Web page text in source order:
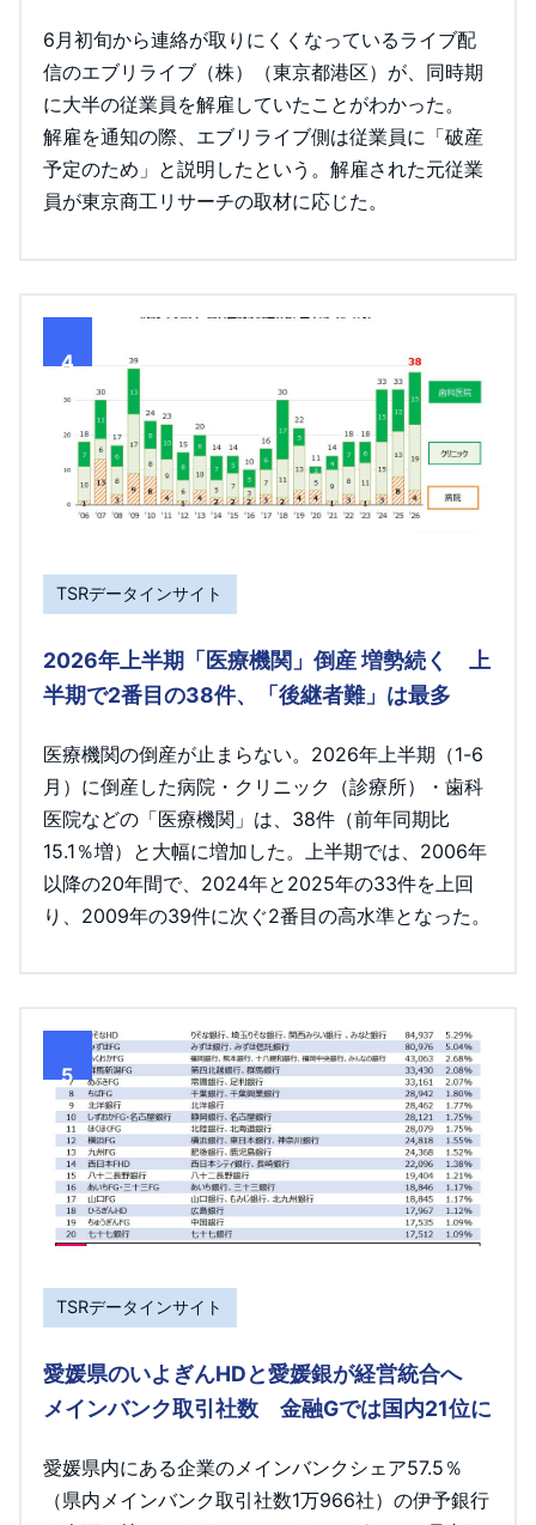
6月初旬から連絡が取りにくくなっているライブ配
信のエブリライブ（株）（東京都港区）が、同時期
に大半の従業員を解雇していたことがわかった。
解雇を通知の際、エブリライブ側は従業員に「破産
予定のため」と説明したという。解雇された元従業
員が東京商工リサーチの取材に応じた。
4
TSRデータインサイト
2026年上半期「医療機関」倒産 増勢続く 上
半期で2番目の38件、「後継者難」は最多
医療機関の倒産が止まらない。2026年上半期（1-6
月）に倒産した病院・クリニック（診療所）・歯科
医院などの「医療機関」は、38件（前年同期比
15.1％増）と大幅に増加した。上半期では、2006年
以降の20年間で、2024年と2025年の33件を上回
り、2009年の39件に次ぐ2番目の高水準となった。
5
TSRデータインサイト
愛媛県のいよぎんHDと愛媛銀が経営統合へ
メインバンク取引社数 金融Gでは国内21位に
愛媛県内にある企業のメインバンクシェア57.5％
（県内メインバンク取引社数1万966社）の伊予銀行